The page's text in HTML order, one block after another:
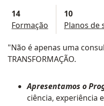
14
Formação
10
Planos de
"Não é apenas uma
TRANSFORMAÇÃO.
Apresentamos o
ciência, experiência